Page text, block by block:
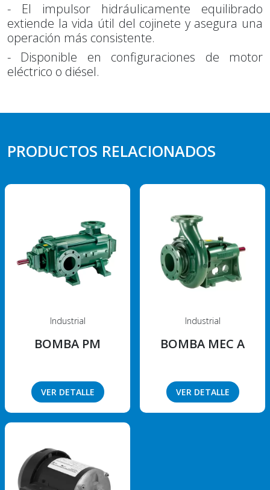
- El impulsor hidráulicamente equilibrado
extiende la vida útil del cojinete y asegura una
operación más consistente.
- Disponible en configuraciones de motor
eléctrico o diésel.
PRODUCTOS RELACIONADOS
Industrial
BOMBA PM
VER DETALLE
Industrial
BOMBA MEC A
VER DETALLE